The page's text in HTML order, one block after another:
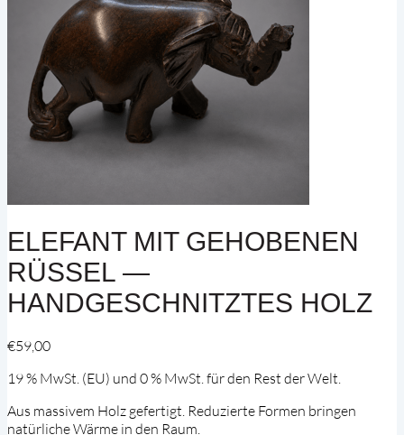
ELEFANT MIT GEHOBENEN
RÜSSEL —
HANDGESCHNITZTES HOLZ
€59,00
19 % MwSt. (EU) und 0 % MwSt. für den Rest der Welt.
Aus massivem Holz gefertigt. Reduzierte Formen bringen
natürliche Wärme in den Raum.